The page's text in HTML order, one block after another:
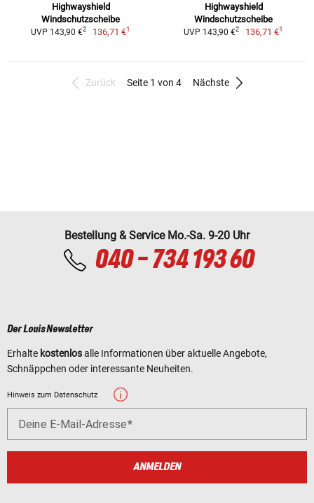
Highwayshield
Windschutzscheibe
UVP 143,90 €2 136,71 €1
Highwayshield
Windschutzscheibe
UVP 143,90 €2 136,71 €1
Zurück Seite 1 von 4 Nächste
Bestellung & Service Mo.-Sa. 9-20 Uhr
040 - 734 193 60
Der Louis Newsletter
Erhalte kostenlosalle Informationen über aktuelle Angebote,
Schnäppchen oder interessante Neuheiten.
Hinweis zum Datenschutz
Deine E-Mail-Adresse
ANMELDEN